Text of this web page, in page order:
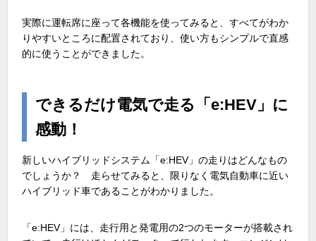
実際に運転席に座って各機能を使ってみると、すべてがわか
りやすいところに配置されており、使い方もシンプルで直感
的に使うことができました。
できるだけ電気で走る「e:HEV」に
感動！
新しいハイブリッドシステム「e:HEV」の走りはどんなもの
でしょうか？ 走らせてみると、限りなく電気自動車に近い
ハイブリッド車であることがわかりました。
「e:HEV」には、走行用と発電用の2つのモーターが搭載され